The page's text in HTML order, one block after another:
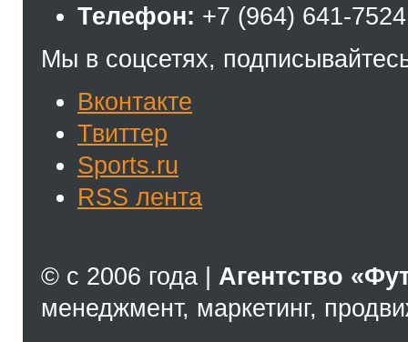
Телефон: +7 (964) 641-7524
Мы в соцсетях,
Вконтакте
Твиттер
Sports.ru
RSS лента
© с 2006 года | Агентство
менеджмент, маркетинг,